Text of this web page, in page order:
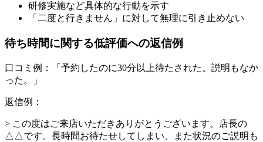
研修実施など具体的な行動を示す
「二度と行きません」に対して無理に引き止めない
待ち時間に関する低評価への返信例
口コミ例：「予約したのに30分以上待たされた。説明もなか
った。」
返信例：
> この度はご来店いただきありがとうございます。店長の
△△です。長時間お待たせしてしまい、また状況のご説明も